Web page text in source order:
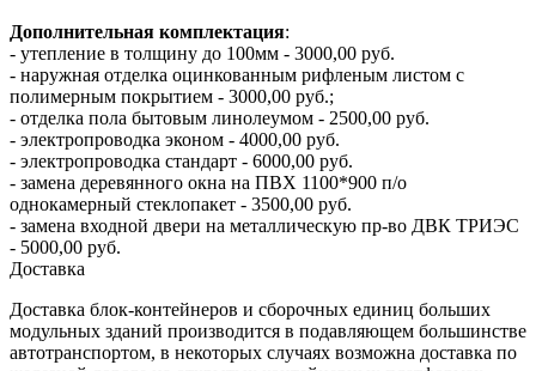
Дополнительная комплектация:
- утепление в толщину до 100мм - 3000,00 руб.
- наружная отделка оцинкованным рифленым листом с
полимерным покрытием - 3000,00 руб.;
- отделка пола бытовым линолеумом - 2500,00 руб.
- электропроводка эконом - 4000,00 руб.
- электропроводка стандарт - 6000,00 руб.
- замена деревянного окна на ПВХ 1100*900 п/о
однокамерный стеклопакет - 3500,00 руб.
- замена входной двери на металлическую пр-во ДВК ТРИЭС
- 5000,00 руб.
Доставка
Доставка блок-контейнеров и сборочных единиц больших
модульных зданий производится в подавляющем большинстве
автотранспортом, в некоторых случаях возможна доставка по